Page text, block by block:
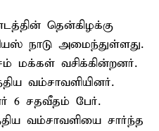
தென்கிழக்கு
நாடு அமைந்துள்ளது.
மக்கள் வசிக்கின்றனர்.
வம்சாவளியினர்.
6 சதவீதம் பேர்.
வம்சாவளியை சார்ந்த